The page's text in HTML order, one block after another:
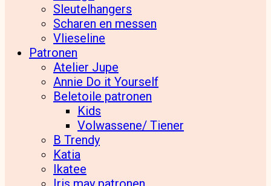
Sleutelhangers
Scharen en messen
Vlieseline
Patronen
Atelier Jupe
Annie Do it Yourself
Beletoile patronen
Kids
Volwassene/ Tiener
B Trendy
Katia
Ikatee